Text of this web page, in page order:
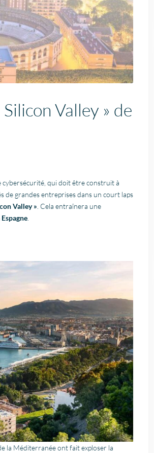
Valley » de
cybersécurité, qui doit être construit à
de grandes entreprises dans un court laps
Valley » . Cela entraînera une
la Méditerranée ont fait exploser la
Er werd echt de tijd
genomen om mijn
in kaart te brengen.
Stijn, mijn
communicatie
Lees verder
Fien
28 April